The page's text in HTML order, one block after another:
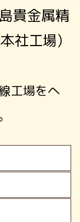
貴金属精
社工場)
工場をへ